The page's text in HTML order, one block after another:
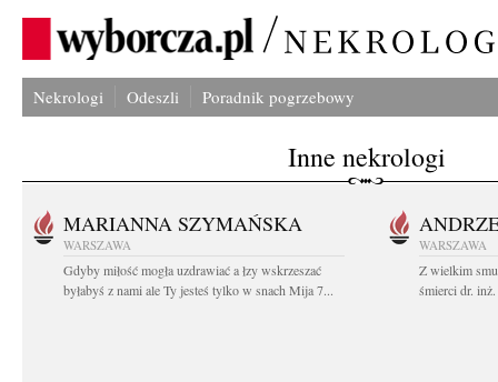
Nekrologi Odeszli Poradnik pogrzebowy
Inne nekrologi
MARIANNA SZYMAŃSKA
WARSZAWA
Gdyby miłość mogła uzdrawiać a łzy wskrzeszać
byłabyś z nami ale Ty jesteś tylko w snach Mija 7...
WARSZAWA
Z wielkim
śmierci dr.